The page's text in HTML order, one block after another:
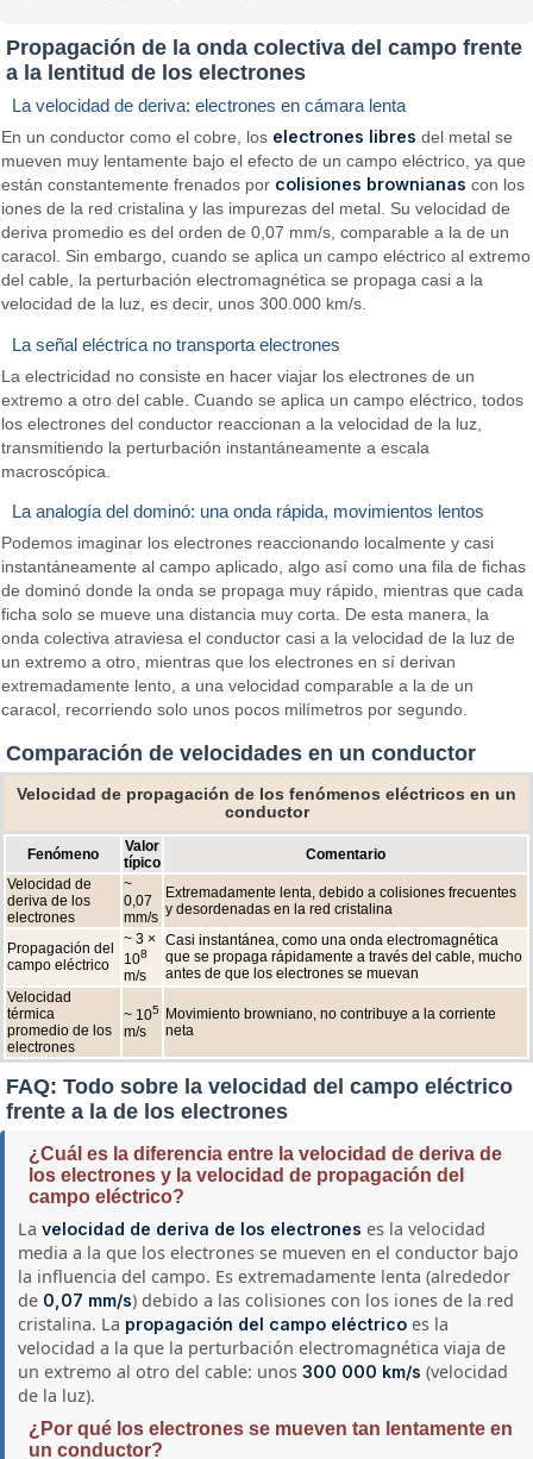
Propagación de la onda colectiva del campo frente
a la lentitud de los electrones
La velocidad de deriva: electrones en cámara lenta
En un conductor como el cobre, los electrones libres del metal se
mueven muy lentamente bajo el efecto de un campo eléctrico, ya que
están constantemente frenados por colisiones brownianas con los
iones de la red cristalina y las impurezas del metal. Su velocidad de
deriva promedio es del orden de 0,07 mm/s, comparable a la de un
caracol. Sin embargo, cuando se aplica un campo eléctrico al extremo
del cable, la perturbación electromagnética se propaga casi a la
velocidad de la luz, es decir, unos 300.000 km/s.
La señal eléctrica no transporta electrones
La electricidad no consiste en hacer viajar los electrones de un
extremo a otro del cable. Cuando se aplica un campo eléctrico, todos
los electrones del conductor reaccionan a la velocidad de la luz,
transmitiendo la perturbación instantáneamente a escala
macroscópica.
La analogía del dominó: una onda rápida, movimientos lentos
Podemos imaginar los electrones reaccionando localmente y casi
instantáneamente al campo aplicado, algo así como una fila de fichas
de dominó donde la onda se propaga muy rápido, mientras que cada
ficha solo se mueve una distancia muy corta. De esta manera, la
onda colectiva atraviesa el conductor casi a la velocidad de la luz de
un extremo a otro, mientras que los electrones en sí derivan
extremadamente lento, a una velocidad comparable a la de un
caracol, recorriendo solo unos pocos milímetros por segundo.
Comparación de velocidades en un conductor
Velocidad de propagación de los fenómenos eléctricos en un
conductor
Fenómeno
Valor
típico
Comentario
Velocidad de
deriva de los
electrones
~
0,07
mm/s
Extremadamente lenta, debido a colisiones frecuentes
y desordenadas en la red cristalina
Propagación del
campo eléctrico
~ 3 ×
108
m/s
Casi instantánea, como una onda electromagnética
que se propaga rápidamente a través del cable, mucho
antes de que los electrones se muevan
Velocidad
térmica
promedio de los
electrones
~ 105
m/s
Movimiento browniano, no contribuye a la corriente
neta
FAQ: Todo sobre la velocidad del campo eléctrico
frente a la de los electrones
¿Cuál es la diferencia entre la velocidad de deriva de
los electrones y la velocidad de propagación del
campo eléctrico?
Lavelocidad de deriva de los electrones es la velocidad
media a la que los electrones se mueven en el conductor bajo
la influencia del campo. Es extremadamente lenta (alrededor
de 0,07 mm/s) debido a las colisiones con los iones de la red
cristalina. La propagación del campo eléctrico es la
velocidad a la que la perturbación electromagnética viaja de
un extremo al otro del cable: unos300 000 km/s (velocidad
de la luz).
¿Por qué los electrones se mueven tan lentamente en
un conductor?